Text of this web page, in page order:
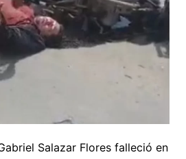
Salazar Flores falleció en